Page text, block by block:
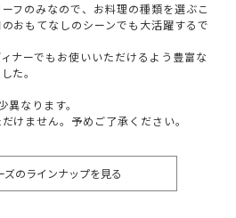
フのみなので、お料理の種類を選ぶこ
おもてなしのシーンでも大活躍するで
ナーでもお使いいただけるよう豊富な
た。
なります。
けません。予めご了承ください。
ズのラインナップを見る